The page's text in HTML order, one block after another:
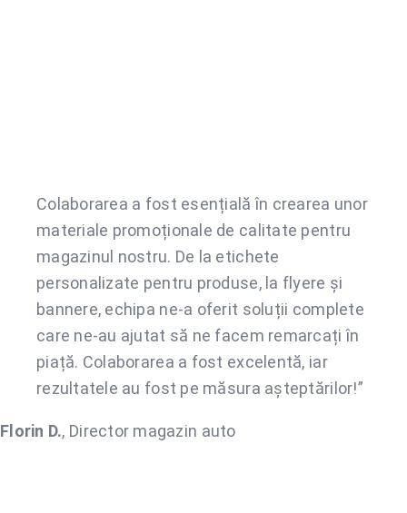
Colaborarea a fost esențială în crearea unor
materiale promoționale de calitate pentru
magazinul nostru. De la etichete
personalizate pentru produse, la flyere și
bannere, echipa ne-a oferit soluții complete
care ne-au ajutat să ne facem remarcați în
piață. Colaborarea a fost excelentă, iar
rezultatele au fost pe măsura așteptărilor!”
Florin D., Director magazin auto